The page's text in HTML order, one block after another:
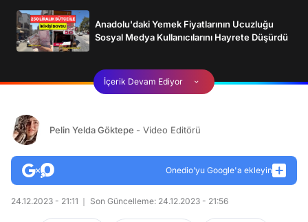
Anadolu'daki Yemek Fiyatlarının Ucuzluğu
Sosyal Medya Kullanıcılarını Hayrete Düşürdü
İçerik Devam Ediyor
Pelin Yelda Göktepe - Video Editörü
Onedio’yu Google'a ekleyin
24.12.2023 - 21:11 Son Güncelleme: 24.12.2023 - 21:56